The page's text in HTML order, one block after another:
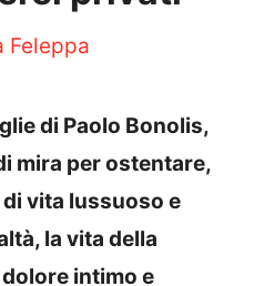
Feleppa
di Paolo Bonolis,
mira per ostentare,
vita lussuoso e
la vita della
intimo e